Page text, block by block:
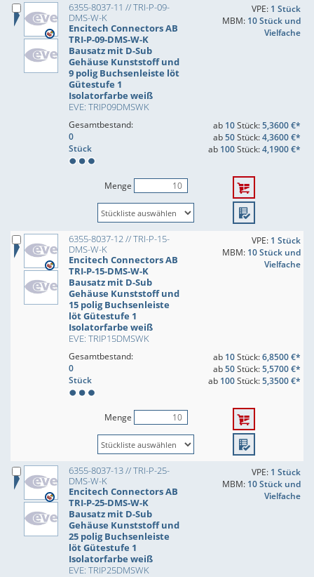
6355-8037-11 // TRI-P-09-
DMS-W-K
Encitech Connectors AB
TRI-P-09-DMS-W-K
Bausatz mit D-Sub
Gehäuse Kunststoff und
9 polig Buchsenleiste löt
Gütestufe 1
Isolatorfarbe weiß
EVE: TRIP09DMSWK
VPE: 1 Stück
MBM: 10 Stück und
Vielfache
Gesamtbestand:
0
Stück
ab 10Stück:5,3600 €*
ab50Stück:4,3600 €*
ab 100Stück:4,1900 €*
Menge
6355-8037-12 // TRI-P-15-
DMS-W-K
Encitech Connectors AB
TRI-P-15-DMS-W-K
Bausatz mit D-Sub
Gehäuse Kunststoff und
15 polig Buchsenleiste
löt Gütestufe 1
Isolatorfarbe weiß
EVE: TRIP15DMSWK
VPE: 1 Stück
MBM: 10 Stück und
Vielfache
Gesamtbestand:
0
Stück
ab 10Stück:6,8500 €*
ab50Stück:5,5700 €*
ab 100Stück:5,3500 €*
Menge
6355-8037-13 // TRI-P-25-
DMS-W-K
Encitech Connectors AB
TRI-P-25-DMS-W-K
Bausatz mit D-Sub
Gehäuse Kunststoff und
25 polig Buchsenleiste
löt Gütestufe 1
Isolatorfarbe weiß
EVE: TRIP25DMSWK
VPE: 1 Stück
MBM: 10 Stück und
Vielfache